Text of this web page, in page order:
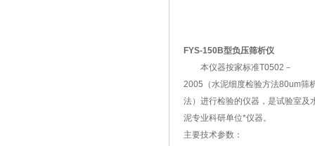
FYS-150B型负压筛析仪
本仪器按家标准T0502－
2005（水泥细度检验方法80um筛
法）进行检验的仪器，是试验室及
泥专业科研单位*仪器。
主要技术参数：